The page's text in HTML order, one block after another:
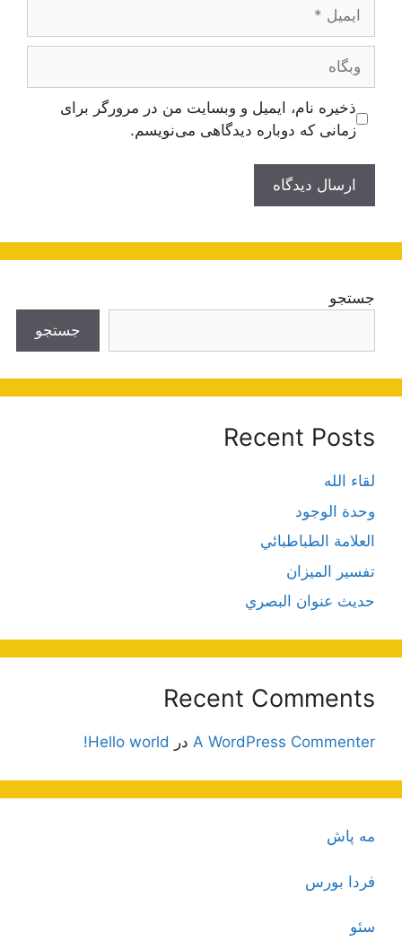
وبگاه
ذخیره نام، ایمیل و وبسایت من در مرورگر برای
زمانی که دوباره دیدگاهی می‌نویسم.
جستجو
جستجو
Recent Posts
لقاء الله
وحدة الوجود
العلامة الطباطبائي
تفسير الميزان
حديث عنوان البصري
Recent Comments
A WordPress Commenter در Hello world!
مه پاش
فردا بورس
سئو